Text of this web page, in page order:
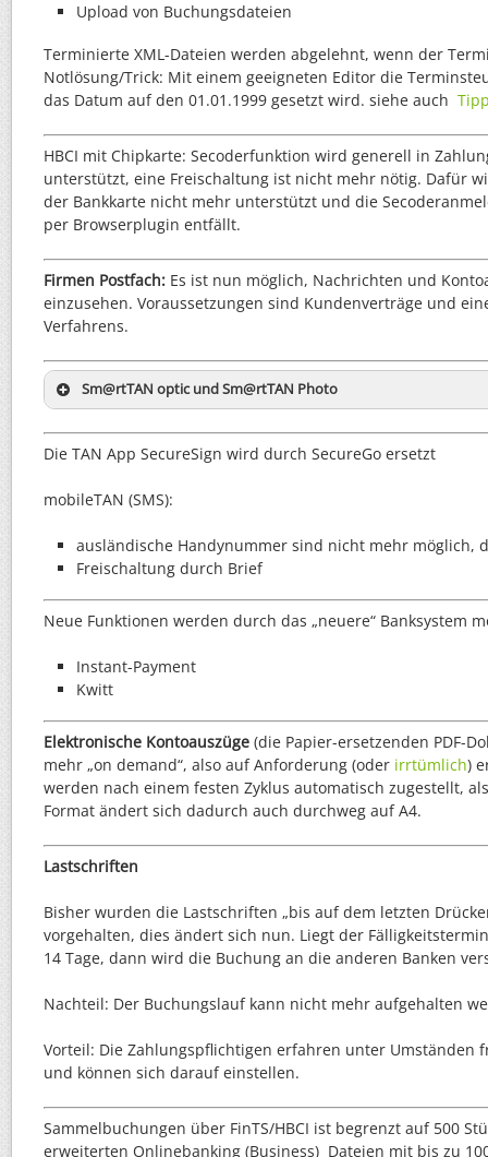
siehe Anleitung
Upload von Buchungsdateien
Terminierte XML-Dateien werden abgelehnt, wenn der
Notlösung/Trick: Mit einem geeigneten Editor die
das Datum auf den 01.01.1999 gesetzt wird. siehe auch
HBCI mit Chipkarte: Secoderfunktion wird generell in
unterstützt, eine Freischaltung ist nicht mehr nötig. Dafür
der Bankkarte nicht mehr unterstützt und die
per Browserplugin entfällt.
Firmen Postfach: Es ist nun möglich, Nachrichten und
einzusehen. Voraussetzungen sind Kundenverträge und
Verfahrens.
Sm@rtTAN optic und Sm@rtTAN Photo
Erzeugung per Chipkarte): alte Leser (HHD
mehr
im Browserbanking wird die Flackergröße und
Bankzugang. Nachteil: Die lokalen
mehr pro Browser ablegen, dafür gehen die
bei Verwendung der Tastatur müssen die
Auslandszahlungsverkehr kann nicht mehr mit
HBCI-Basic Karten werden nicht mehr
für Paranoiker: Die PIN-Abfrage der Karte zur
aktiviert werden (ggf. muss die Bank das
Die TAN App SecureSign wird durch SecureGo ersetzt
mobileTAN (SMS):
ausländische Handynummer sind nicht mehr möglich,
Freischaltung durch Brief
Neue Funktionen werden durch das „neuere“ Banksystem
Instant-Payment
Kwitt
Elektronische Kontoauszüge (die Papier-ersetzenden PDF-
mehr „on demand“, also auf Anforderung (oder irrtümlich)
werden nach einem festen Zyklus automatisch zugestellt,
Format ändert sich dadurch auch durchweg auf A4.
Lastschriften
Bisher wurden die Lastschriften „bis auf dem letzten
vorgehalten, dies ändert sich nun. Liegt der
14 Tage, dann wird die Buchung an die anderen Banken
Nachteil: Der Buchungslauf kann nicht mehr aufgehalten
Vorteil: Die Zahlungspflichtigen erfahren unter Umständen
und können sich darauf einstellen.
Sammelbuchungen über FinTS/HBCI ist begrenzt auf 500
erweiterten Onlinebanking (Business) Dateien mit bis zu